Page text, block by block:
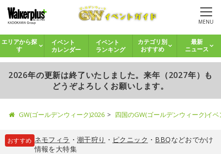
MENU
エリアから探
す
イベント
カレンダー
イベント
ランキング
カテゴリ別
おすすめ
最新
ニュース
2026年の更新は終了いたしました。来年（2027年）も
どうぞよろしくお願いします。
GW(ゴールデンウィーク)2026 四国のGW(ゴールデンウィーク)イ
おすすめ ネモフィラ ・ 潮干狩り ・ ピクニック ・ BBQなどおでかけ
情報を大特集